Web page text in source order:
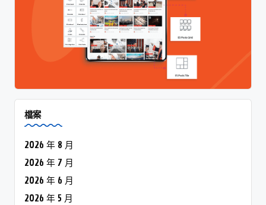
檔案
2026 年 8 月
2026 年 7 月
2026 年 6 月
2026 年 5 月